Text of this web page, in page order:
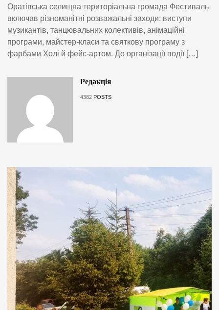
Оратівська селищна територіальна громада Фестиваль
включав різноманітні розважальні заходи: виступи
музикантів, танцювальних колективів, анімаційні
програми, майстер-класи та святкову програму з
фарбами Холі й фейс-артом. До організації події […]
Редакція
4382 POSTS